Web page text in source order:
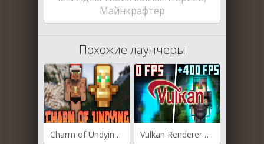
Майнкрафтер
Похожие лаунчеры
Charm of Undying для Майнкрафт [1.20.4, 1.20.3] Vulkan Renderer для Майнкрафт [1.20.4, 1.20.2, 1.20.1]